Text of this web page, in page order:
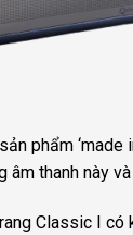
phẩm
âm thanh này
Classic I